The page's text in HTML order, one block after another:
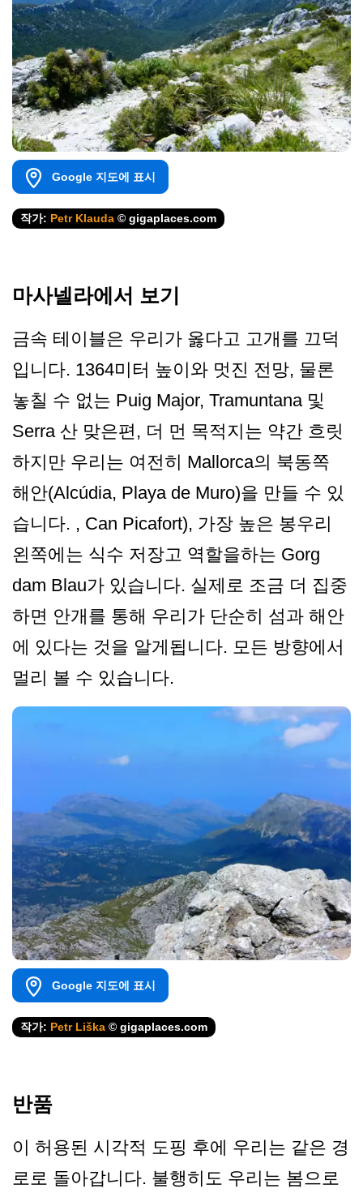
Google 지도에 표시
작가: Petr Klauda © gigaplaces.com
마사넬라에서 보기
금속 테이블은 우리가 옳다고 고개를 끄덕
입니다. 1364미터 높이와 멋진 전망, 물론
놓칠 수 없는 Puig Major, Tramuntana 및
Serra 산 맞은편, 더 먼 목적지는 약간 흐릿
하지만 우리는 여전히 Mallorca의 북동쪽
해안(Alcúdia, Playa de Muro)을 만들 수 있
습니다. , Can Picafort), 가장 높은 봉우리
왼쪽에는 식수 저장고 역할을하는 Gorg
dam Blau가 있습니다. 실제로 조금 더 집중
하면 안개를 통해 우리가 단순히 섬과 해안
에 있다는 것을 알게됩니다. 모든 방향에서
멀리 볼 수 있습니다.
Google 지도에 표시
작가: Petr Liška © gigaplaces.com
반품
이 허용된 시각적 도핑 후에 우리는 같은 경
로로 돌아갑니다. 불행히도 우리는 봄으로